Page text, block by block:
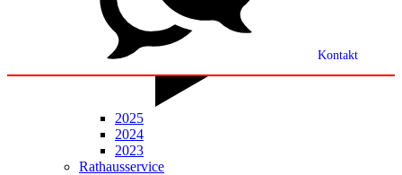
Kontakt
2025
2024
2023
Rathausservice